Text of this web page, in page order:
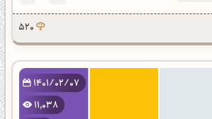
520
1401/02/07
11,038